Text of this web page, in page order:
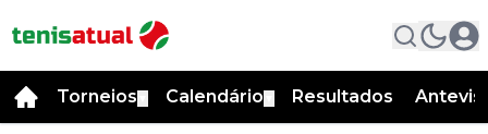
Torneios Calendário Resultados